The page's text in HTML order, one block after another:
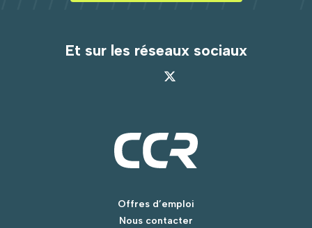
Et sur les réseaux sociaux
Offres d’emploi
Nous contacter